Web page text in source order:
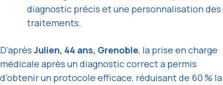
diagnostic précis et une personnalisation des
traitements.
D’aprèsJulien, 44 ans, Grenoble, la prise en charge
médicale après un diagnostic correct a permis
d’obtenir un protocole efficace, réduisant de 60 % la